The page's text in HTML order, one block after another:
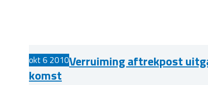
okt6 2010Verruiming aftrekpost
komst